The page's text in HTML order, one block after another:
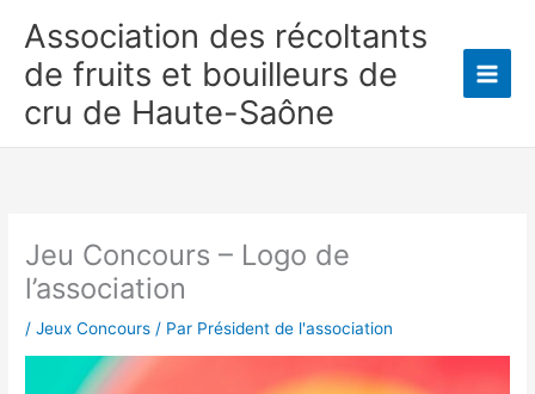
contenu
Association des récoltants
de fruits et bouilleurs de
cru de Haute-Saône
Main
Jeu Concours – Logo de
l’association
/Jeux Concours / Par Président de l'association